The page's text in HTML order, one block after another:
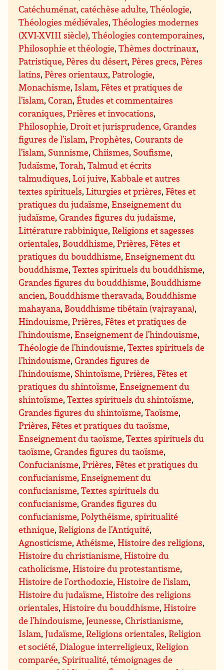
Catéchuménat, catéchèse adulte,Théologie,
Théologies médiévales,Théologies modernes
(XVI-XVIII siècle),Théologies contemporaines,
Philosophie et théologie,Thèmes doctrinaux,
Patristique,Pères du désert,Pères grecs,Pères
latins,Pères orientaux,Patrologie,
Monachisme, Islam,Fêtes et pratiques de
l’islam,Coran,Études et commentaires
coraniques,Prières et invocations,
Philosophie,Droit et jurisprudence,Grandes
figures de l’islam,Prophètes,Courants de
l’islam, Sunnisme,Chiismes, Soufisme,
Judaïsme,Torah,Talmud et écrits
talmudiques,Loi juive,Kabbale et autres
textes spirituels,Liturgies et prières,Fêtes et
pratiques du judaïsme,Enseignement du
judaïsme,Grandes figures du judaïsme,
Littérature rabbinique,Religions et sagesses
orientales, Bouddhisme,Prières,Fêtes et
pratiques du bouddhisme,Enseignement du
bouddhisme,Textes spirituels du bouddhisme,
Grandes figures du bouddhisme, Bouddhisme
ancien, Bouddhisme theravada, Bouddhisme
mahayana, Bouddhisme tibétain (vajrayana),
Hindouisme,Prières,Fêtes et pratiques de
l’hindouisme,Enseignement de l’hindouisme,
Théologie de l’hindouisme,Textes spirituels de
l’hindouisme,Grandes figures de
l’hindouisme, Shintoïsme,Prières,Fêtes et
pratiques du shintoïsme,Enseignement du
shintoïsme,Textes spirituels du shintoïsme,
Grandes figures du shintoïsme,Taoïsme,
Prières,Fêtes et pratiques du taoïsme,
Enseignement du taoïsme,Textes spirituels du
taoïsme,Grandes figures du taoïsme,
Confucianisme,Prières,Fêtes et pratiques du
confucianisme,Enseignement du
confucianisme,Textes spirituels du
confucianisme,Grandes figures du
confucianisme,Polythéisme, spiritualité
ethnique,Religions de l’Antiquité,
Agnosticisme, Athéisme,Histoire des religions,
Histoire du christianisme,Histoire du
catholicisme,Histoire du protestantisme,
Histoire de l’orthodoxie,Histoire de l’islam,
Histoire du judaïsme,Histoire des religions
orientales,Histoire du bouddhisme,Histoire
de l’hindouisme,Jeunesse,Christianisme,
Islam,Judaïsme,Religions orientales,Religion
et société,Dialogue interreligieux,Religion
comparée, Spiritualité, témoignages de